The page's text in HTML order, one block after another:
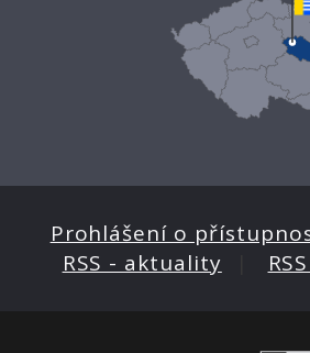
Prohlášení o
RSS - aktuality